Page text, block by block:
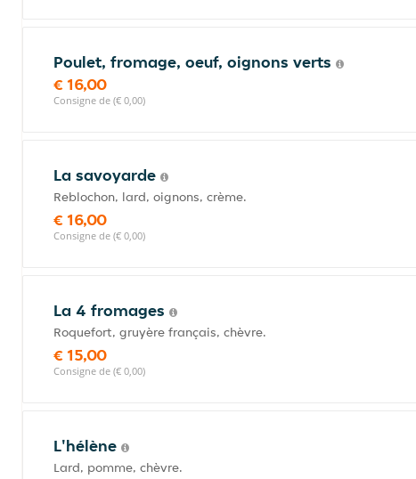
Poulet, fromage, oeuf, oignons verts
€ 16,00
Consigne de (€ 0,00)
La savoyarde
Reblochon, lard, oignons, crème.
€ 16,00
Consigne de (€ 0,00)
La 4 fromages
Roquefort, gruyère français, chèvre.
€ 15,00
Consigne de (€ 0,00)
L'hélène
Lard, pomme, chèvre.